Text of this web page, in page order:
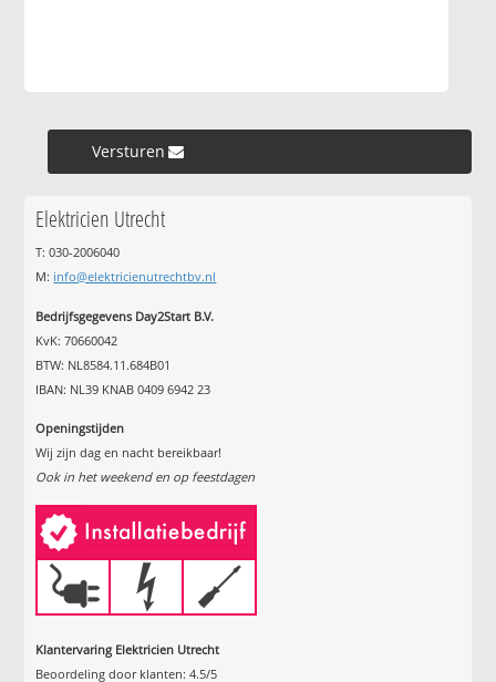
Versturen »
Elektricien Utrecht
T: 030-2006040
M: info@elektricienutrechtbv.nl
Bedrijfsgegevens Day2Start B.V.
KvK: 70660042
BTW: NL8584.11.684B01
IBAN: NL39 KNAB 0409 6942 23
Openingstijden
Wij zijn dag en nacht bereikbaar!
Ook in het weekend en op feestdagen
Klantervaring Elektricien Utrecht
Beoordeling door klanten:4.5/5